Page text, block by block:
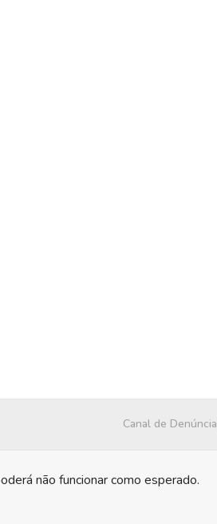
Canal de Denúncia
não funcionar como esperado.